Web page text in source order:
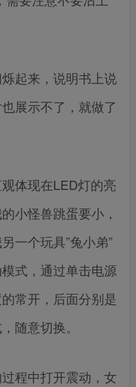
起来，说明书上说
展示不了，就做了
体现在LED灯的亮
小怪兽跳蛋要小，
一个玩具”兔小弟”
式，通过单击电源
常开，后面分别是
随意切换。
程中打开震动，女